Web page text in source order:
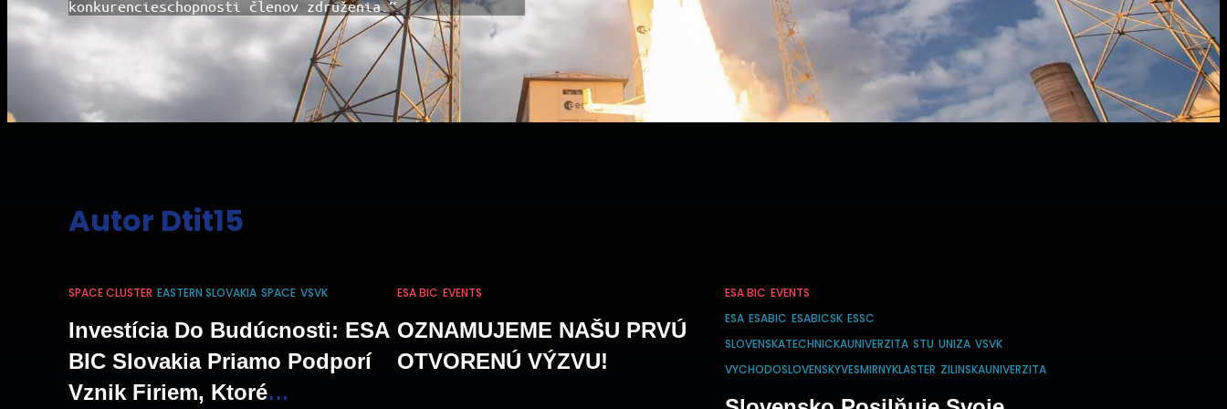
konkurencieschopnosti členov združenia.“
Autor Dtit15
SPACE CLUSTER EASTERN SLOVAKIA SPACE VSVK
Investícia Do Budúcnosti: ESA
BIC Slovakia Priamo Podporí
Vznik Firiem, Ktoré
ESA BIC EVENTS
OZNAMUJEME NAŠU PRVÚ
OTVORENÚ VÝZVU!
ESA BIC EVENTS
ESA ESABIC ESABICSK ESSC
SLOVENSKATECHNICKAUNIVERZITA STU UNIZA VSVK
VYCHODOSLOVENSKYVESMIRNYKLASTER ZILINSKAUNIVERZITA